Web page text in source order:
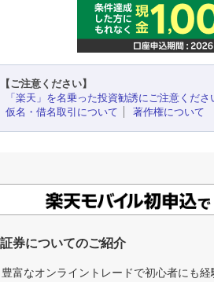
【ご注意ください】
「楽天」を名乗った投資勧誘にご注意くださ
仮名・借名取引について
著作権について
券についてのご紹介
富なオンライントレードで初心者にも